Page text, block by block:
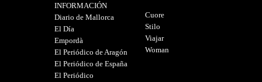
INFORMACIÓN
Diario de Mallorca
El Día
Empordà
El Periódico de Aragón
El Periódico de España
El Periódico
Cuore
Stilo
Viajar
Woman